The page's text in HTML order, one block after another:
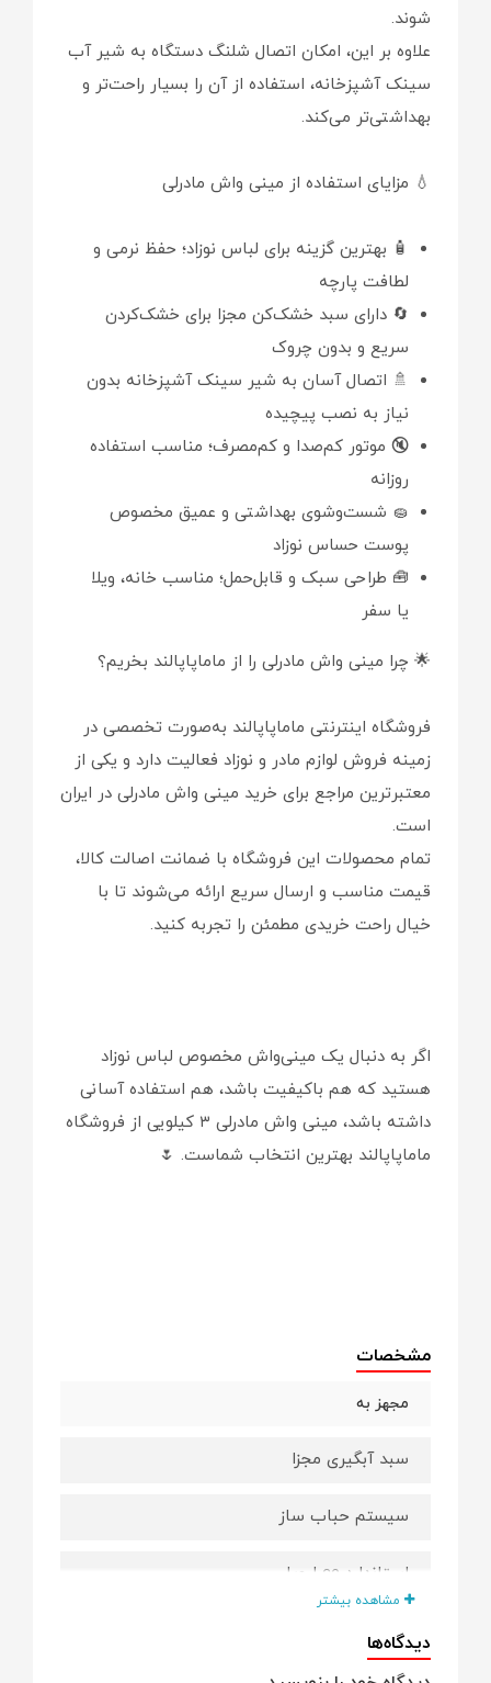
شوند.
علاوه بر این، امکان اتصال شلنگ دستگاه به شیر آب
سینک آشپزخانه، استفاده از آن را بسیار راحت‌تر و
بهداشتی‌تر می‌کند.
💧 مزایای استفاده از مینی واش مادرلی
🧴 بهترین گزینه برای لباس نوزاد؛ حفظ نرمی و
لطافت پارچه
🔄 دارای سبد خشک‌کن مجزا برای خشک‌کردن
سریع و بدون چروک
🚿 اتصال آسان به شیر سینک آشپزخانه بدون
نیاز به نصب پیچیده
🔇 موتور کم‌صدا و کم‌مصرف؛ مناسب استفاده
روزانه
🧽 شست‌وشوی بهداشتی و عمیق مخصوص
پوست حساس نوزاد
🧰 طراحی سبک و قابل‌حمل؛ مناسب خانه، ویلا
یا سفر
🌟 چرا مینی واش مادرلی را از ماماپاپالند بخریم؟
فروشگاه اینترنتی ماماپاپالند به‌صورت تخصصی در
زمینه فروش لوازم مادر و نوزاد فعالیت دارد و یکی از
معتبرترین مراجع برای خرید مینی واش مادرلی در ایران
است.
تمام محصولات این فروشگاه با ضمانت اصالت کالا،
قیمت مناسب و ارسال سریع ارائه می‌شوند تا با
خیال راحت خریدی مطمئن را تجربه کنید.
اگر به دنبال یک مینی‌واش مخصوص لباس نوزاد
هستید که هم باکیفیت باشد، هم استفاده آسانی
داشته باشد، مینی واش مادرلی ۳ کیلویی از فروشگاه
ماماپاپالند بهترین انتخاب شماست. 🌷
مشخصات
مجهز به
سبد آبگیری مجزا
سیستم حباب ساز
استاندارد ce اروپا
لوله ورودی آب سرد و گرم
مشاهده بیشتر
دیدگاه‌ها